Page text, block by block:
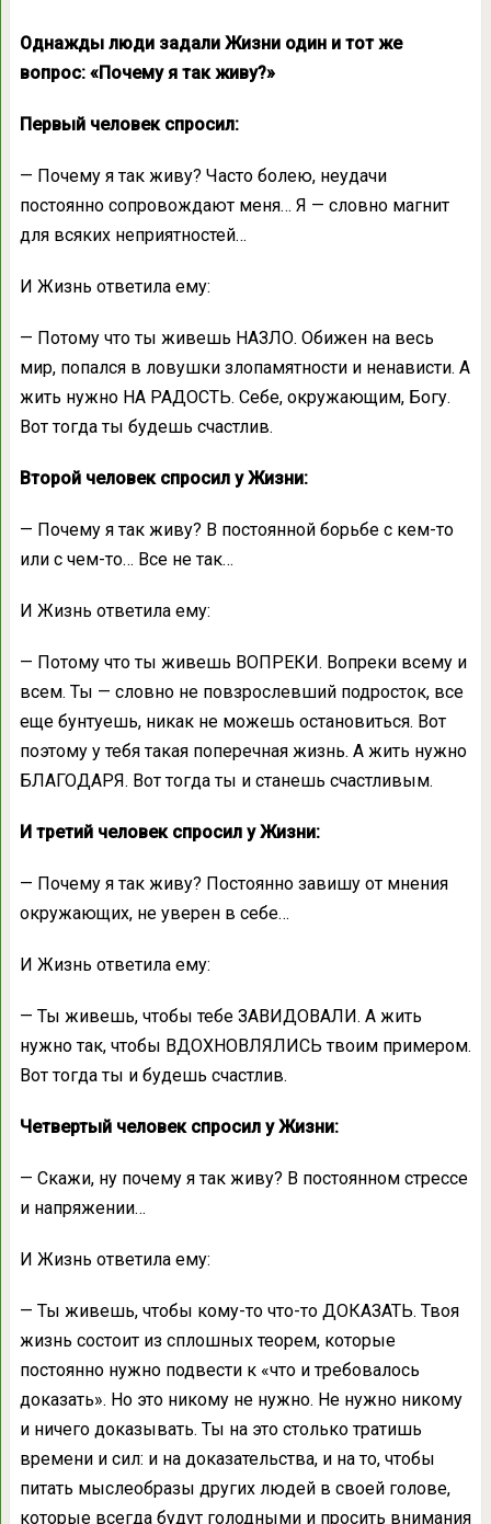
Однажды люди задали Жизни один и тот же
вопрос: «Почему я так живу?»
Первый человек спросил:
— Почему я так живу? Часто болею, неудачи
постоянно сопровождают меня… Я — словно магнит
для всяких неприятностей…
И Жизнь ответила ему:
— Потому что ты живешь НАЗЛО. Обижен на весь
мир, попался в ловушки злопамятности и ненависти. А
жить нужно НА РАДОСТЬ. Себе, окружающим, Богу.
Вот тогда ты будешь счастлив.
Второй человек спросил у Жизни:
— Почему я так живу? В постоянной борьбе с кем-то
или с чем-то… Все не так…
И Жизнь ответила ему:
— Потому что ты живешь ВОПРЕКИ. Вопреки всему и
всем. Ты — словно не повзрослевший подросток, все
еще бунтуешь, никак не можешь остановиться. Вот
поэтому у тебя такая поперечная жизнь. А жить нужно
БЛАГОДАРЯ. Вот тогда ты и станешь счастливым.
И третий человек спросил у Жизни:
— Почему я так живу? Постоянно завишу от мнения
окружающих, не уверен в себе…
И Жизнь ответила ему:
— Ты живешь, чтобы тебе ЗАВИДОВАЛИ. А жить
нужно так, чтобы ВДОХНОВЛЯЛИСЬ твоим примером.
Вот тогда ты и будешь счастлив.
Четвертый человек спросил у Жизни:
— Скажи, ну почему я так живу? В постоянном стрессе
и напряжении…
И Жизнь ответила ему:
— Ты живешь, чтобы кому-то что-то ДОКАЗАТЬ. Твоя
жизнь состоит из сплошных теорем, которые
постоянно нужно подвести к «что и требовалось
доказать». Но это никому не нужно. Не нужно никому
и ничего доказывать. Ты на это столько тратишь
времени и сил: и на доказательства, и на то, чтобы
питать мыслеобразы других людей в своей голове,
которые всегда будут голодными и просить внимания